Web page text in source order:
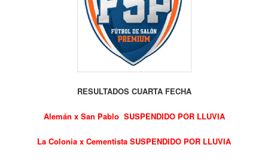
RESULTADOS CUARTA FECHA
Alemán x San Pablo SUSPENDIDO POR LLUVIA
La Colonia x Cementista SUSPENDIDO POR LLUVIA